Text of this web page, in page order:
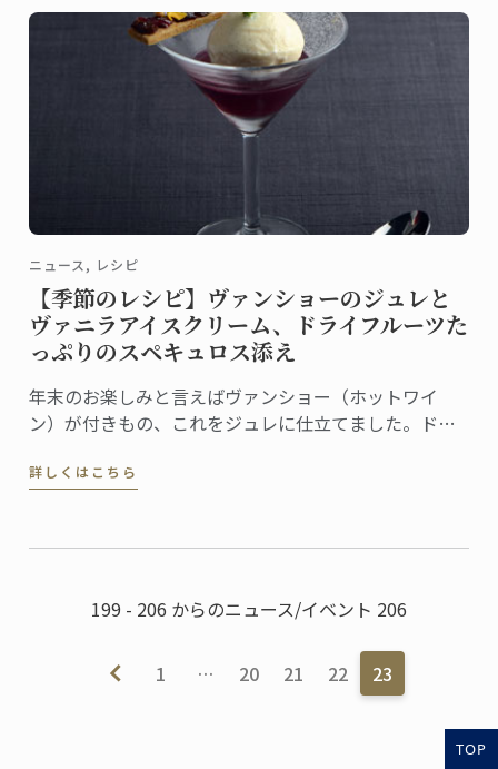
ニュース, レシピ
【季節のレシピ】ヴァンショーのジュレと
ヴァニラアイスクリーム、ドライフルーツた
っぷりのスペキュロス添え
年末のお楽しみと言えばヴァンショー（ホットワイ
ン）が付きもの、これをジュレに仕立てました。ドラ
クリームを添えれば、お祭り気分を盛り上げる簡単デ
詳しくはこちら
199 - 206 からのニュース/イベント 206
1 … 20 21 22 23
TOP